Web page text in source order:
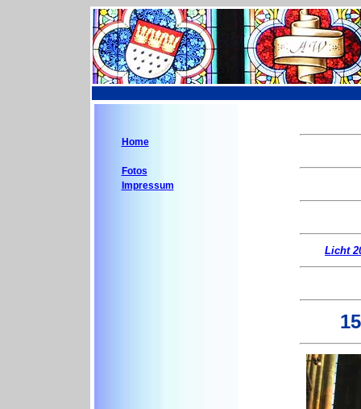
Home
Fotos
Impressum
Licht